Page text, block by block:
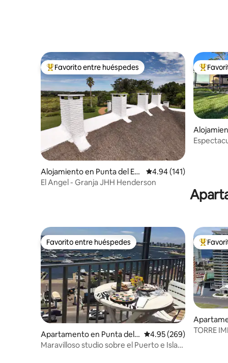
Favorito entre huéspedes preferido
Favorito entre huéspedes
Alojamiento en Punta del Est
e
Calificación promedio:
4.94 (141)
El Angel - Granja JHH Henderson
Favorito entre huéspedes
Favorito entre huéspedes
Apartamento en Punta del E
ste
Calificación promedio:
4.95 (269)
Maravilloso studio sobre el Puerto e Isla
ste
TORRE